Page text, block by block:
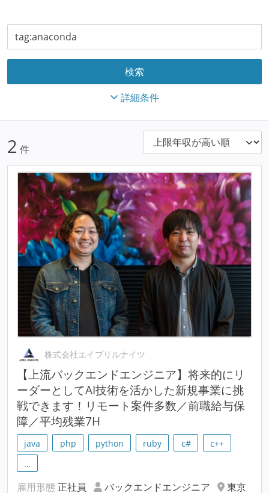
詳細条件
2 件
株式会社エイプリルナイツ
【上流バックエンドエンジニア】将来的にリ
ーダーとしてAI技術を活かした新規事業に挑
戦できます！リモート案件多数／前職給与保
障／平均残業7H
java php python ruby c#
c++
…
雇用形態 正社員 バックエンドエンジニア
東京